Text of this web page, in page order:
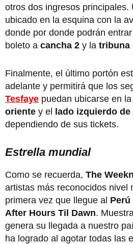
otros dos ingresos principales.
ubicado en la esquina con la
donde por donde podrán
boleto a cancha 2 y la tribuna
Finalmente, el último portón
adelante y permitirá que los
Tesfaye puedan ubicarse en la
oriente y el lado izquierdo de
dependiendo de sus tickets.
Estrella mundial
Como se recuerda, The
artistas más reconocidos nivel
primera vez que llegue al Perú
After Hours Til Dawn.
genera su llegada a nuestro
ha logrado al agotar todas las